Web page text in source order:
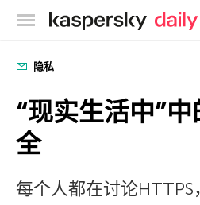
卡巴斯
隐私
“现实生活中”
全
每个人都在讨论